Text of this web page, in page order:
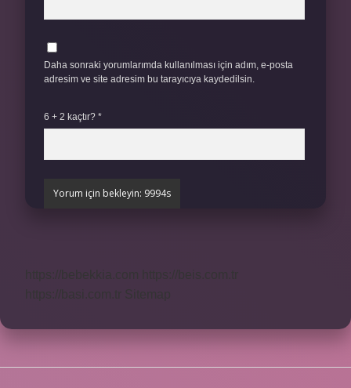
Daha sonraki yorumlarımda kullanılması için adım, e-posta
adresim ve site adresim bu tarayıcıya kaydedilsin.
6 + 2 kaçtır? *